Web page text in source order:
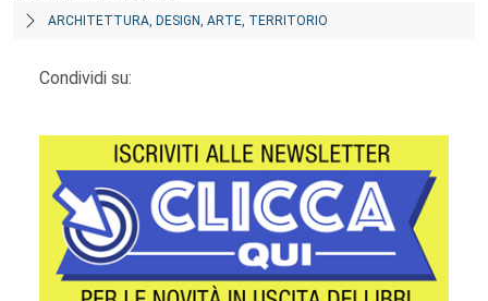
ARCHITETTURA, DESIGN, ARTE, TERRITORIO
Condividi su: